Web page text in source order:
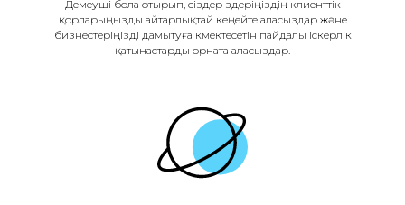
Демеуші бола отырып, сіздер өздеріңіздің клиенттік
қорларыңызды айтарлықтай кеңейте аласыздар және
бизнестеріңізді дамытуға көмектесетін пайдалы іскерлік
қатынастарды орната аласыздар.